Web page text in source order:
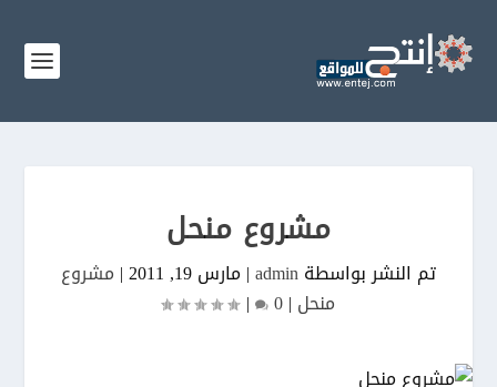
مشروع منحل
تم النشر بواسطةadmin
|مارس 19, 2011 | مشروع
منحل |
0
|